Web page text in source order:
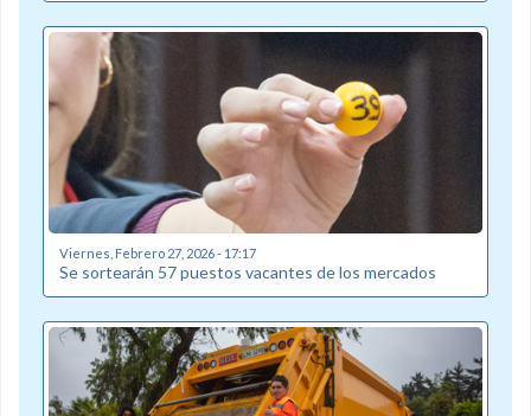
Viernes, Febrero 27, 2026 - 17:17
Se sortearán 57 puestos vacantes de los mercados